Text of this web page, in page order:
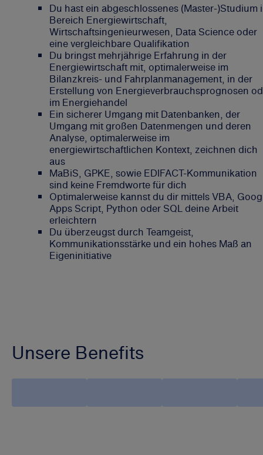
Du hast ein abgeschlossenes (Master-)Studium
Bereich Energiewirtschaft,
Wirtschaftsingenieurwesen, Data Science oder
eine vergleichbare Qualifikation
Du bringst mehrjährige Erfahrung in der
Energiewirtschaft mit, optimalerweise im
Bilanzkreis- und Fahrplanmanagement, in der
Erstellung von Energieverbrauchsprognosen
im Energiehandel
Ein sicherer Umgang mit Datenbanken, der
Umgang mit großen Datenmengen und deren
Analyse, optimalerweise im
energiewirtschaftlichen Kontext, zeichnen dich
aus
MaBiS, GPKE, sowie EDIFACT-Kommunikation
sind keine Fremdworte für dich
Optimalerweise kannst du dir mittels VBA,
Apps Script, Python oder SQL deine Arbeit
erleichtern
Du überzeugst durch Teamgeist,
Kommunikationsstärke und ein hohes Maß an
Eigeninitiative
Unsere Benefits